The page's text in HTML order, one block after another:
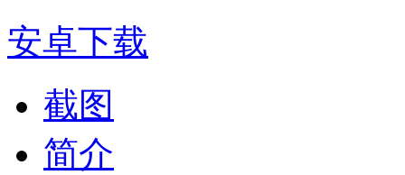
安卓下载
截图
简介